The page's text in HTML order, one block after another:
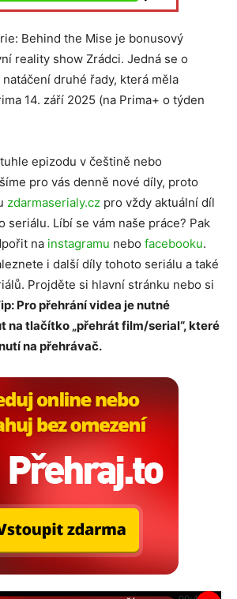
Behind the Mise je bonusový
reality show Zrádci. Jedná se o
druhé řady, která měla
14. září 2025 (na Prima+ o týden
epizodu v češtině nebo
pro vás denně nové díly, proto
zdarmaserialy.cz pro vždy aktuální díl
seriálu. Líbí se vám naše práce? Pak
na instagramu nebo facebooku.
i další díly tohoto seriálu a také
Projděte si hlavní stránku nebo si
Pro přehrání videa je nutné
na tlačítko „přehrát film/serial“, které
na přehrávač.